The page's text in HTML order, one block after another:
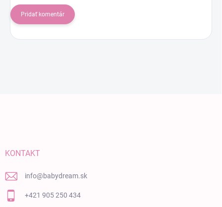
Pridať komentár
KONTAKT
info@babydream.sk
+421 905 250 434